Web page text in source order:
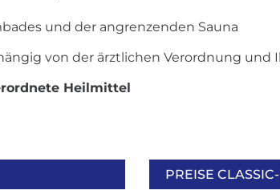
und der angrenzenden Sauna
von der ärztlichen Verordnung
Heilmittel
PREISE